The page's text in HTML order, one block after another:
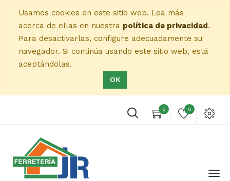
Usamos cookies en este sitio web. Lea más
acerca de ellas en nuestra política de privacidad.
Para desactivarlas, configure adecuadamente su
navegador. Si continúa usando este sitio web, está
aceptándolas.
OK
0 0